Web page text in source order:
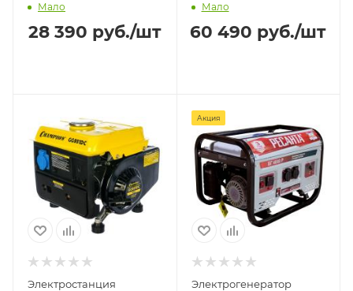
IP23 DY4000L Huter
Мало
28 390 руб./шт
Ресанта
Мало
60 490 руб./шт
Электростанция
Акция
Электрогенератор